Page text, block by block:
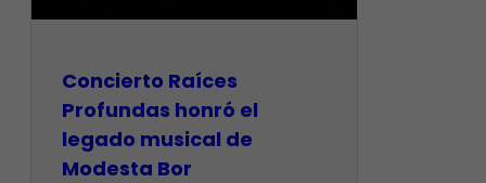
​Concierto Raíces
Profundas honró el
legado musical de
Modesta Bor